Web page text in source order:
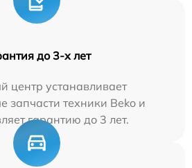
до 3-х лет
центр устанавливает
запчасти техники Beko и
гарантию до 3 лет.